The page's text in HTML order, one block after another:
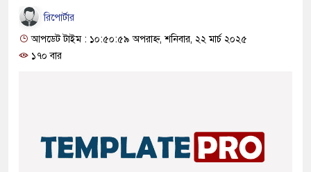
রিপোর্টার
আপডেট টাইম : ১০:৫০:৫৯ অপরাহ্ন, শনিবার, ২২ মার্চ ২০২৫
১৭০ বার